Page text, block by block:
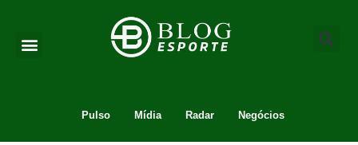
Pulso Mídia Radar Negócios